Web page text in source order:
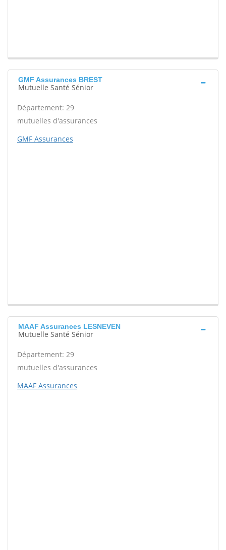
GMF Assurances BREST
Mutuelle Santé Sénior
Département: 29
mutuelles d'assurances
GMF Assurances
MAAF Assurances LESNEVEN
Mutuelle Santé Sénior
Département: 29
mutuelles d'assurances
MAAF Assurances